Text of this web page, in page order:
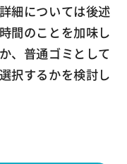
細については後述
間のことを加味し
、普通ゴミとして
択するかを検討し